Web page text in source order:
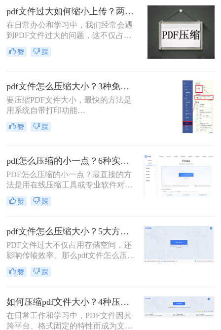
何压缩pdf大小呢？本文将介绍两种常
用的PDF压缩方法，以帮助您更好地
压缩PDF文件。
pdf文件过大如何缩小上传？两种缩小并上传的有效方法!
在日常办公和学习中，我们经常会遇
到PDF文件过大的问题，这不仅占用
了大量的存储空间，还影响了文件的
上传速度和分享效率。那么pdf文件过
松解决PDF文件过大的问题。
赞 踩
pdf文件怎么压缩大小？3种免费+1种专业方法全攻略（附决策表）！
要压缩PDF文件大小，最快的方法是
用系统自带打印功能
（Windows/macOS均支持）或在线免
费工具（如PDFmao、转转大师）直
业软件「转转大师PDF转换器」——
它支持自定义压缩等级、图片重采
样，且完全本地处理，安全无广告。
的需求，然后逐一详解每种方法的具
赞 踩
pdf怎么压缩的小一点？6种实用方法详解（2026最新）
PDF怎么压缩的小一点？最直接的方
法是用在线压缩工具或专业软件对
PDF文件进行重新编码和优化，通过
降低图片分辨率、压缩内嵌字体、去
可读的前提下将文件体积缩小到原来
的10%~50%。
赞 踩
pdf文件怎么压缩大小？5大方法深度解析与实操指南！
PDF文件过大不仅占用存储空间，还
影响传输效率。那么pdf文件怎么压缩
大小呢？本文将系统介绍5种主流压
缩方法，助你精准平衡文件体积与质
赞 踩
如何压缩pdf文件大小？4种压缩方法详解！
在日常工作和学习中，PDF文件因其
跨平台、格式固定的特性而成为文档